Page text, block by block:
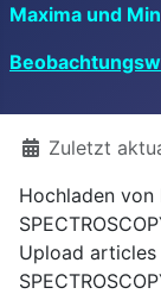
Maxima und
DetailsZuletzt
Hochladen von
Upload